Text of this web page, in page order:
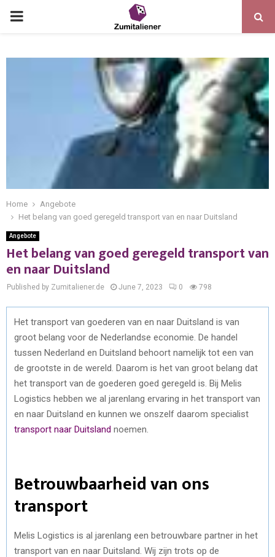
Home
Angebote
Het belang van goed geregeld transport van en naar Duitsland
Angebote
Het belang van goed geregeld transport van
en naar Duitsland
Published by Zumitaliener.de June 7, 2023 0 798
Het transport van goederen van en naar Duitsland is van
groot belang voor de Nederlandse economie. De handel
tussen Nederland en Duitsland behoort namelijk tot een van
de grootste in de wereld. Daarom is het van groot belang dat
het transport van de goederen goed geregeld is. Bij Melis
Logistics hebben we al jarenlang ervaring in het transport van
en naar Duitsland en kunnen we onszelf daarom specialist
transport naar Duitsland noemen.
Betrouwbaarheid van ons
transport
Melis Logistics is al jarenlang een betrouwbare partner in het
transport van en naar Duitsland. Wij zijn trots op de